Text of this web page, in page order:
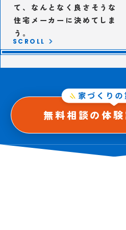
て、なんとなく良さそうな
住宅メーカーに決めてしま
う。
SCROLL
無料相談の体験